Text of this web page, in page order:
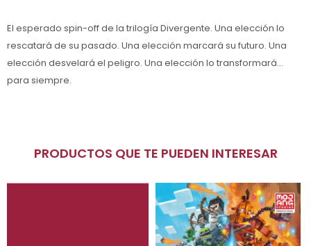
El esperado spin-off de la trilogía Divergente. Una elección lo
rescatará de su pasado. Una elección marcará su futuro. Una
elección desvelará el peligro. Una elección lo transformará...
para siempre.
PRODUCTOS QUE TE PUEDEN INTERESAR